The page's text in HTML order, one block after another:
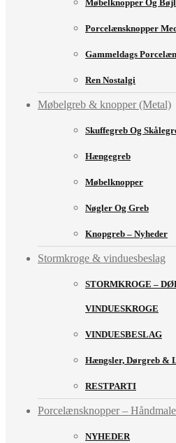
Møbelknopper Og
Porcelænsknopper
Gammeldags
Ren Nostalgi
Møbelgreb & knopper (Metal)
Skuffegreb Og
Hængegreb
Møbelknopper
Nøgler Og Greb
Knopgreb – Nyheder
Stormkroge & vinduesbeslag
STORMKROGE –
VINDUESKROGE
VINDUESBESLAG
Hængsler, Dørgreb &
RESTPARTI
Porcelænsknopper –
NYHEDER